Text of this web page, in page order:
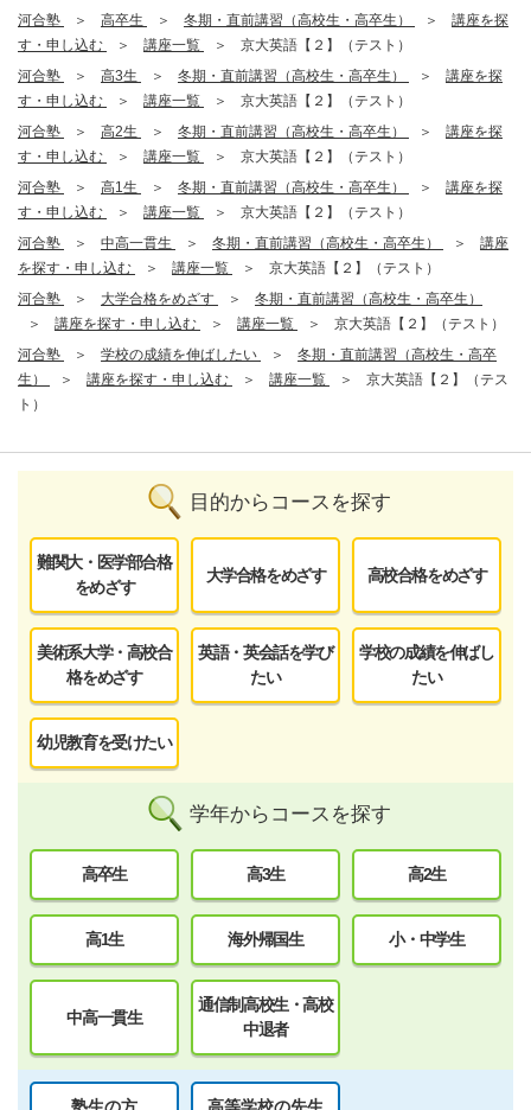
河合塾
高卒生 冬期・直前講習（高校生・高卒生）
講座を探
す・申し込む
講座一覧
京大英語【２】（テスト）
河合塾
高3生 冬期・直前講習（高校生・高卒生）
講座を探
す・申し込む
講座一覧
京大英語【２】（テスト）
河合塾
高2生 冬期・直前講習（高校生・高卒生）
講座を探
す・申し込む
講座一覧
京大英語【２】（テスト）
河合塾
高1生 冬期・直前講習（高校生・高卒生）
講座を探
す・申し込む
講座一覧
京大英語【２】（テスト）
河合塾
中高一貫生 冬期・直前講習（高校生・高卒生）
講座
を探す・申し込む
講座一覧
京大英語【２】（テスト）
河合塾
大学合格をめざす
冬期・直前講習（高校生・高卒生）
講座を探す・申し込む
講座一覧
京大英語【２】（テスト）
河合塾
学校の成績を伸ばしたい
冬期・直前講習（高校生・高卒
生）
講座を探す・申し込む 講座一覧
京大英語【２】（テス
ト）
目的からコースを探す
難関大・医学部合格
をめざす
大学合格をめざす 高校合格をめざす
美術系大学・高校合
格をめざす
英語・英会話を学び
たい
学校の成績を伸ばし
たい
幼児教育を受けたい
学年からコースを探す
高卒生 高3生 高2生
高1生 海外帰国生 小・中学生
中高一貫生
通信制高校生・高校
中退者